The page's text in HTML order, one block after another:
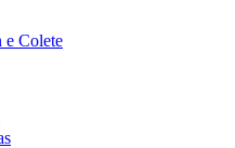
e Colete